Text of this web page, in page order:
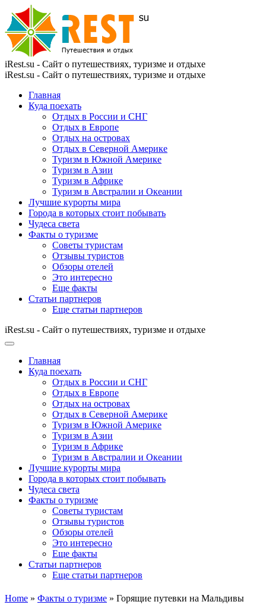
iRest.su - Сайт о путешествиях, туризме и отдыхе
iRest.su - Сайт о путешествиях, туризме и отдыхе
Главная
Куда поехать
Отдых в России и СНГ
Отдых в Европе
Отдых на островах
Отдых в Северной Америке
Туризм в Южной Америке
Туризм в Азии
Туризм в Африке
Туризм в Австралии и Океании
Лучшие курорты мира
Города в которых стоит побывать
Чудеса света
Факты о туризме
Советы туристам
Отзывы туристов
Обзоры отелей
Это интересно
Еще факты
Статьи партнеров
Еще статьи партнеров
iRest.su - Сайт о путешествиях, туризме и отдыхе
Главная
Куда поехать
Отдых в России и СНГ
Отдых в Европе
Отдых на островах
Отдых в Северной Америке
Туризм в Южной Америке
Туризм в Азии
Туризм в Африке
Туризм в Австралии и Океании
Лучшие курорты мира
Города в которых стоит побывать
Чудеса света
Факты о туризме
Советы туристам
Отзывы туристов
Обзоры отелей
Это интересно
Еще факты
Статьи партнеров
Еще статьи партнеров
Home » Факты о туризме » Горящие путевки на Мальдивы